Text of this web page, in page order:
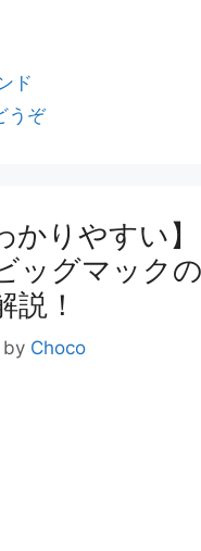
ド
うぞ
かりやすい
ッグマック
説！
by Choco